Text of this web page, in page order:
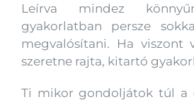
Leírva mindez
gyakorlatban persze
megvalósítani. Ha viszont
szeretne rajta, kitartó
Ti mikor gondoljátok túl a